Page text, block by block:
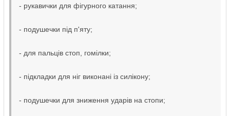
- рукавички для фігурного катання;
- подушечки під п'яту;
- для пальців стоп, гомілки;
- підкладки для ніг виконані із силікону;
- подушечки для зниження ударів на стопи;